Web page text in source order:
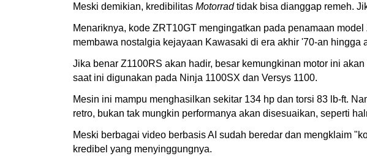
Meski demikian, kredibilitas Motorradtidak bisa dianggap remeh.
Menariknya, kode ZRT10GT mengingatkan pada penamaan
membawa nostalgia kejayaan Kawasaki di era akhir '70-an hingga
Jika benar Z1100RS akan hadir, besar kemungkinan motor ini
saat ini digunakan pada Ninja 1100SX dan Versys 1100.
Mesin ini mampu menghasilkan sekitar 134 hp dan torsi 83 lb-ft.
retro, bukan tak mungkin performanya akan disesuaikan, seperti
Meski berbagai video berbasis AI sudah beredar dan mengklaim
kredibel yang menyinggungnya.